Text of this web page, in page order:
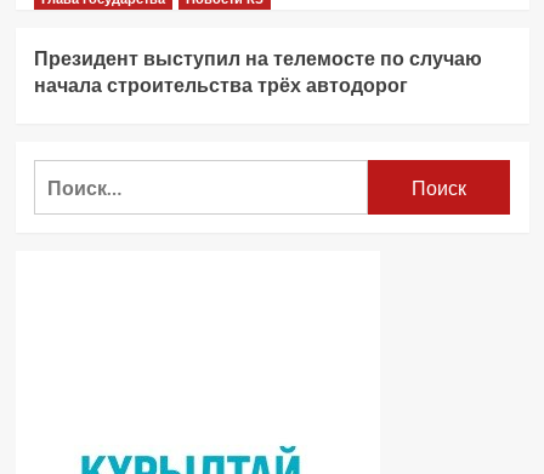
Президент выступил на телемосте по случаю
начала строительства трёх автодорог